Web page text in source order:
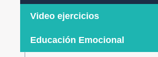
Video ejercicios
Educación Emocional